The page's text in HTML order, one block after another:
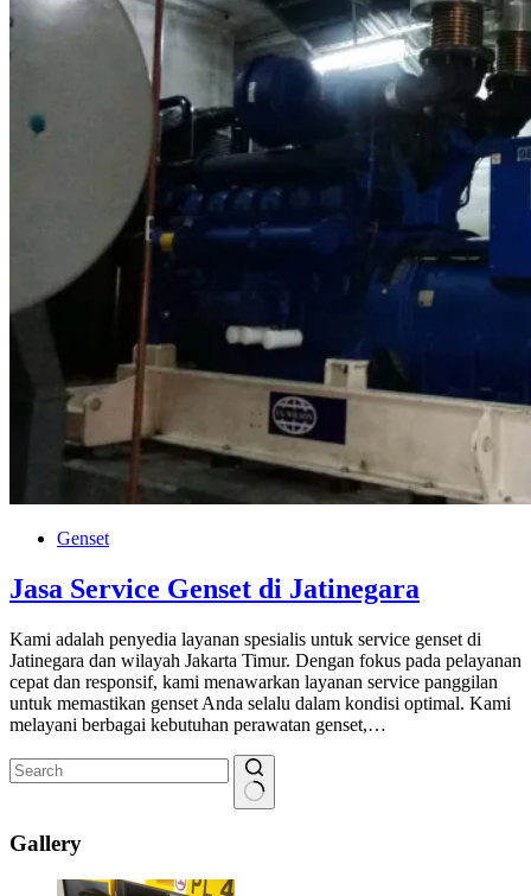
Genset
Jasa Service Genset di Jatinegara
Kami adalah penyedia layanan spesialis untuk service genset di
Jatinegara dan wilayah Jakarta Timur. Dengan fokus pada pelayanan
cepat dan responsif, kami menawarkan layanan service panggilan
untuk memastikan genset Anda selalu dalam kondisi optimal. Kami
melayani berbagai kebutuhan perawatan genset,…
results
Gallery